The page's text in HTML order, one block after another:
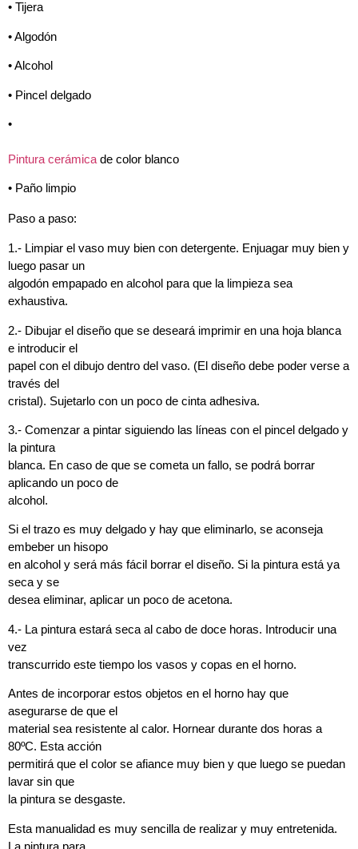
• Tijera
• Algodón
• Alcohol
• Pincel delgado
•
Pintura cerámica de color blanco
• Paño limpio
Paso a paso:
1.- Limpiar el vaso muy bien con detergente. Enjuagar muy bien y
luego pasar un
algodón empapado en alcohol para que la limpieza sea
exhaustiva.
2.- Dibujar el diseño que se deseará imprimir en una hoja blanca
e introducir el
papel con el dibujo dentro del vaso. (El diseño debe poder verse a
través del
cristal). Sujetarlo con un poco de cinta adhesiva.
3.- Comenzar a pintar siguiendo las líneas con el pincel delgado y
la pintura
blanca. En caso de que se cometa un fallo, se podrá borrar
aplicando un poco de
alcohol.
Si el trazo es muy delgado y hay que eliminarlo, se aconseja
embeber un hisopo
en alcohol y será más fácil borrar el diseño. Si la pintura está ya
seca y se
desea eliminar, aplicar un poco de acetona.
4.- La pintura estará seca al cabo de doce horas. Introducir una
vez
transcurrido este tiempo los vasos y copas en el horno.
Antes de incorporar estos objetos en el horno hay que
asegurarse de que el
material sea resistente al calor. Hornear durante dos horas a
80ºC. Esta acción
permitirá que el color se afiance muy bien y que luego se puedan
lavar sin que
la pintura se desgaste.
Esta manualidad es muy sencilla de realizar y muy entretenida.
La pintura para